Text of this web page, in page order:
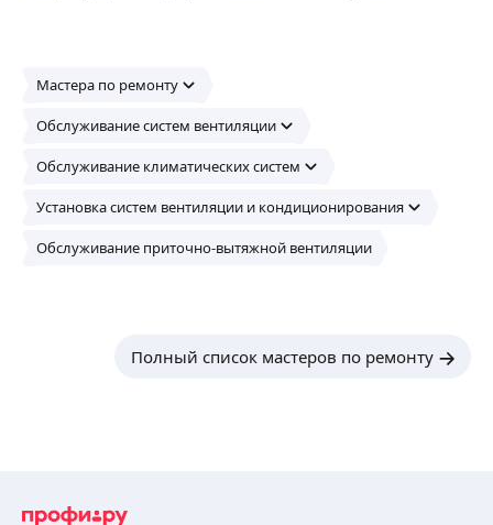
Мастера по ремонту
Обслуживание систем вентиляции
Обслуживание климатических систем
Установка систем вентиляции и кондиционирования
Обслуживание приточно-вытяжной вентиляции
Полный список мастеров по ремонту